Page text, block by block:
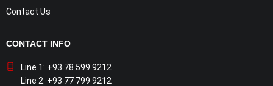
Contact Us
CONTACT INFO
Line 1: +93 78 599 9212
Line 2: +93 77 799 9212